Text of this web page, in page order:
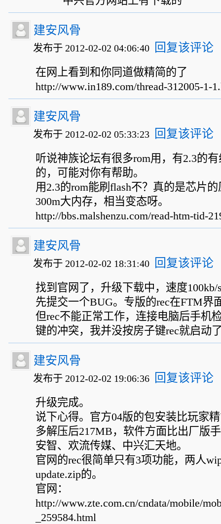
建安风骨
发布于 2012-02-02 04:06:40 回复该评论
在网上看到和你同道做精简的了
http://www.in189.com/thread-312005-1-
建安风骨
发布于 2012-02-02 05:33:23 回复该评论
听说神族论坛有很多rom用，有2.3的
的，可能对你有帮助。
用2.3的rom能刷flash不？真的是芯片
300m大内存，相当变态呀。
http://bbs.malshenzu.com/read-htm-tid-
建安风骨
发布于 2012-02-02 18:31:40 回复该评论
找到官网了，升级下载中，速度100kb/
先提交一个BUG。专版的rec在FTM界
但rec不能正常工作，连接电脑后手机
键的冲突，我并没按房子键rec就启动
建安风骨
发布于 2012-02-02 19:06:36 回复该评论
升级完成。
说下心得。官方04版的包安装比玩家
多解压后217MB，软件方面比出厂版
安智、欢流传媒、中兴汇天地。
官网的rec很简单只有3项功能，两人
update.zip的。
官网：
http://www.zte.com.cn/cndata/mobile/
_259584.html